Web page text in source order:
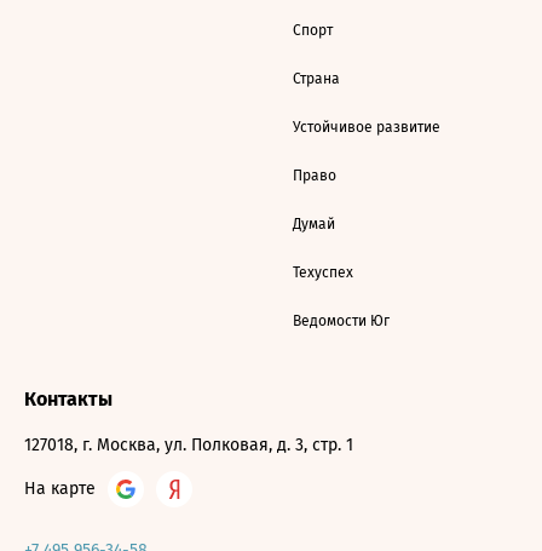
Спорт
Страна
Устойчивое развитие
Право
Думай
Техуспех
Ведомости Юг
Контакты
127018, г. Москва, ул. Полковая, д. 3, стр. 1
На карте